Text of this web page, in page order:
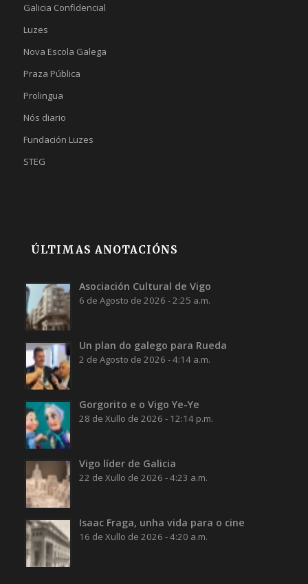
Galicia Confidencial
Luzes
Nova Escola Galega
Praza Pública
Prolingua
Nós diario
Fundación Luzes
STEG
ÚLTIMAS ANOTACIÓNS
Asociación Cultural de Vigo
6 de Agosto de 2026 - 2:25 a.m.
Un plan do galego para Rueda
2 de Agosto de 2026 - 4:14 a.m.
Gorgorito e o Vigo Ye-Ye
28 de Xullo de 2026 - 12:14 p.m.
Vigo líder de Galicia
22 de Xullo de 2026 - 4:23 a.m.
Isaac Fraga, unha vida para o cine
16 de Xullo de 2026 - 4:20 a.m.